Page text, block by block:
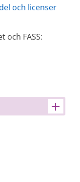
och licenser
och FASS: